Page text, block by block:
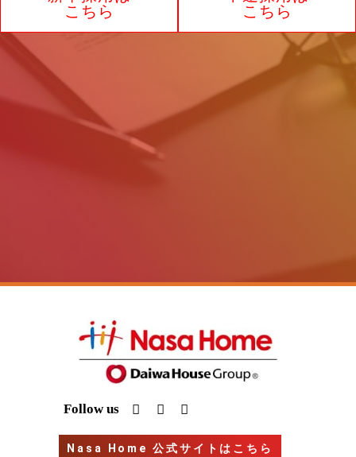
こちら
こちら
Follow us I
n
s
t
Y
o
u
t
G
o
o
g
Nasa Home 公式サイトはこちら